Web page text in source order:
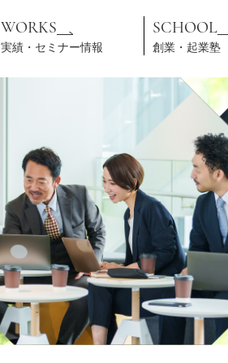
WORKS
実績・セミナー情報
SCHOOL
創業・起業塾